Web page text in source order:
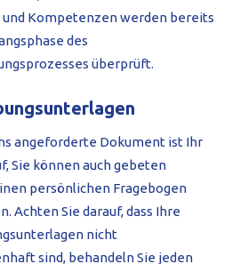
und Kompetenzen werden bereits
des
überprüft.
angeforderte Dokument ist Ihr
Sie können auch gebeten
persönlichen Fragebogen
Achten Sie darauf, dass Ihre
nicht
sind, behandeln Sie jeden